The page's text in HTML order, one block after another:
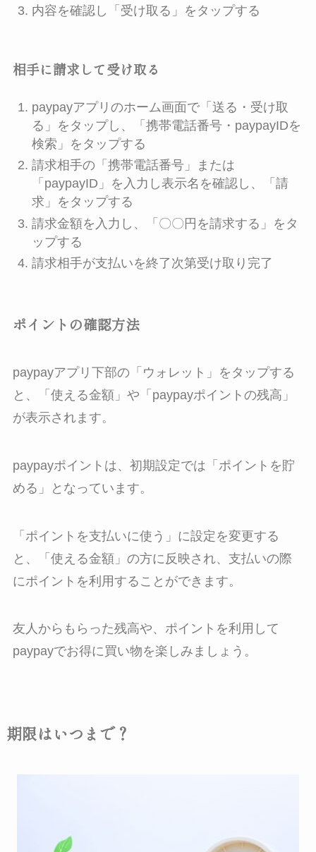
内容を確認し「受け取る」をタップする
相手に請求して受け取る
paypayアプリのホーム画面で「送る・受け取
る」をタップし、「携帯電話番号・paypayIDを
検索」をタップする
請求相手の「携帯電話番号」または
「paypayID」を入力し表示名を確認し、「請
求」をタップする
請求金額を入力し、「〇〇円を請求する」をタ
ップする
請求相手が支払いを終了次第受け取り完了
ポイントの確認方法
paypayアプリ下部の「ウォレット」をタップする
と、「使える金額」や「paypayポイントの残高」
が表示されます。
paypayポイントは、初期設定では「ポイントを貯
める」となっています。
「ポイントを支払いに使う」に設定を変更する
と、「使える金額」の方に反映され、支払いの際
にポイントを利用することができます。
友人からもらった残高や、ポイントを利用して
paypayでお得に買い物を楽しみましょう。
期限はいつまで？